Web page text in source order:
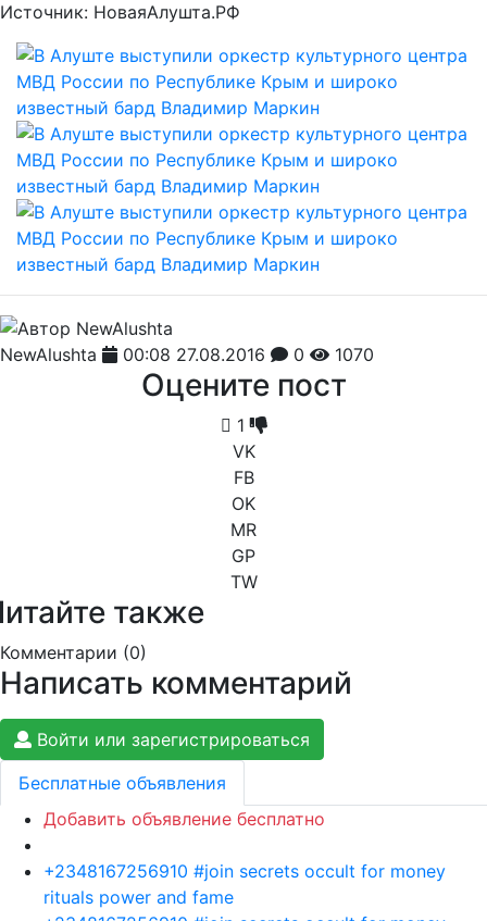
Источник: НоваяАлушта.РФ
NewAlushta 00:08 27.08.2016 0 1070
Оцените пост
1
VK
FB
OK
MR
GP
TW
также
Комментарии (0)
Написать комментарий
Войти или зарегистрироваться
Бесплатные объявления
Добавить объявление бесплатно
+2348167256910 #join secrets occult for money
rituals power and fame